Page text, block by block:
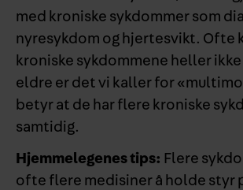
med kroniske sykdommer som
nyresykdom og hjertesvikt. Ofte
kroniske sykdommene heller
eldre er det vi kaller for
betyr at de har flere kroniske
samtidig.
Hjemmelegenes tips: Flere
ofte flere medisiner å holde styr